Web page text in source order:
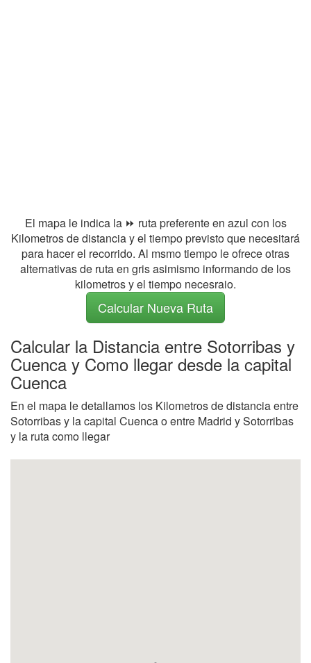
El mapa le indica la ⏩ ruta preferente en azul con los
Kilometros de distancia y el tiempo previsto que necesitará
para hacer el recorrido. Al msmo tiempo le ofrece otras
alternativas de ruta en gris asimismo informando de los
kilometros y el tiempo necesraio.
Calcular Nueva Ruta
Calcular la Distancia entre Sotorribas y
Cuenca y Como llegar desde la capital
Cuenca
En el mapa le detallamos los Kilometros de distancia entre
Sotorribas y la capital Cuenca o entre Madrid y Sotorribas
y la ruta como llegar